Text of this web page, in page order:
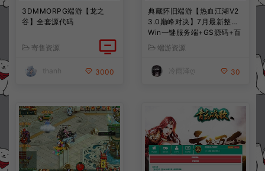
3DMMORPG端游【龙之
谷】全套源代码
寄售资源
thanh 3000
典藏怀旧端游【热血江湖V2
3.0巅峰对决】7月最新整理
Win一键服务端+GS源码+百
宝阁+在线GM工具+PC客户
端+详细搭建教程
端游资源
冷雨泽ღ 30